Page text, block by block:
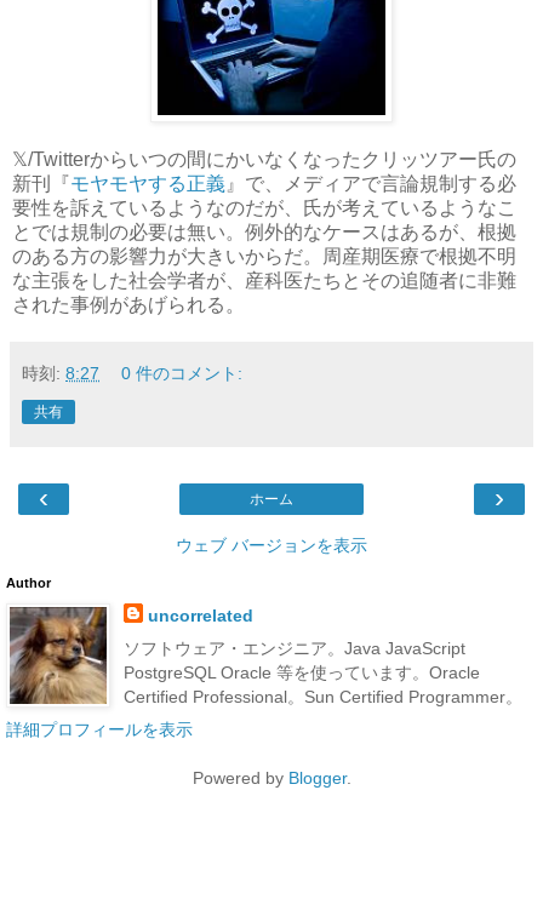
𝕏/Twitterからいつの間にかいなくなったクリッツアー氏の
新刊『モヤモヤする正義 』で、メディアで言論規制する必
要性を訴えているようなのだが、氏が考えているようなこ
とでは規制の必要は無い。例外的なケースはあるが、根拠
のある方の影響力が大きいからだ。周産期医療で根拠不明
な主張をした社会学者が、産科医たちとその追随者に非難
された事例があげられる。
時刻: 8:27 0 件のコメント:
共有
‹ ›
ホーム
ウェブ バージョンを表示
Author
uncorrelated
ソフトウェア・エンジニア。Java JavaScript
PostgreSQL Oracle 等を使っています。Oracle
Certified Professional。Sun Certified Programmer。
詳細プロフィールを表示
Powered by Blogger.